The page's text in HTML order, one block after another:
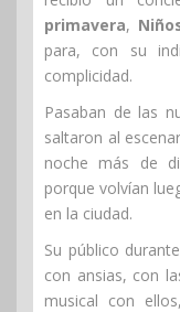
primavera,
para, con su
complicidad.
Pasaban de las
saltaron al
noche más de
porque volvían
en la ciudad.
Su público
con ansias, con
musical con